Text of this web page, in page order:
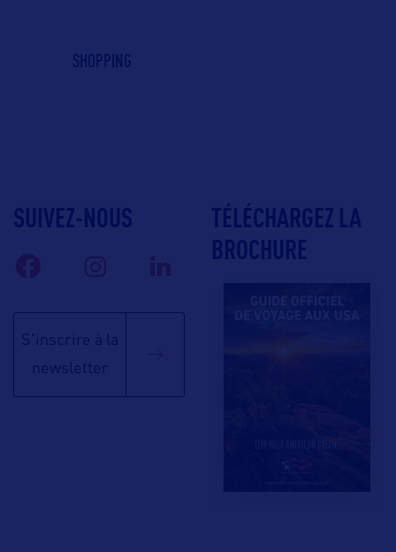
SHOPPING
SUIVEZ-NOUS
S'inscrire à la
newsletter
TÉLÉCHARGEZ LA
BROCHURE